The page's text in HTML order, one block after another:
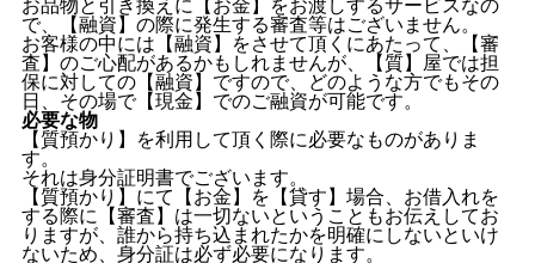
で、【融資】の際に発生する審査等はございません。
お客様の中には【融資】をさせて頂くにあたって、【審
査】のご心配があるかもしれませんが、【質】屋では担
保に対しての【融資】ですので、どのような方でもその
日、その場で【現金】でのご融資が可能です。
必要な物
【質預かり】を利用して頂く際に必要なものがありま
す。
それは身分証明書でございます。
【質預かり】にて【お金】を【貸す】場合、お借入れを
する際に【審査】は一切ないということもお伝えしてお
りますが、誰から持ち込まれたかを明確にしないといけ
ないため、身分証は必ず必要になります。